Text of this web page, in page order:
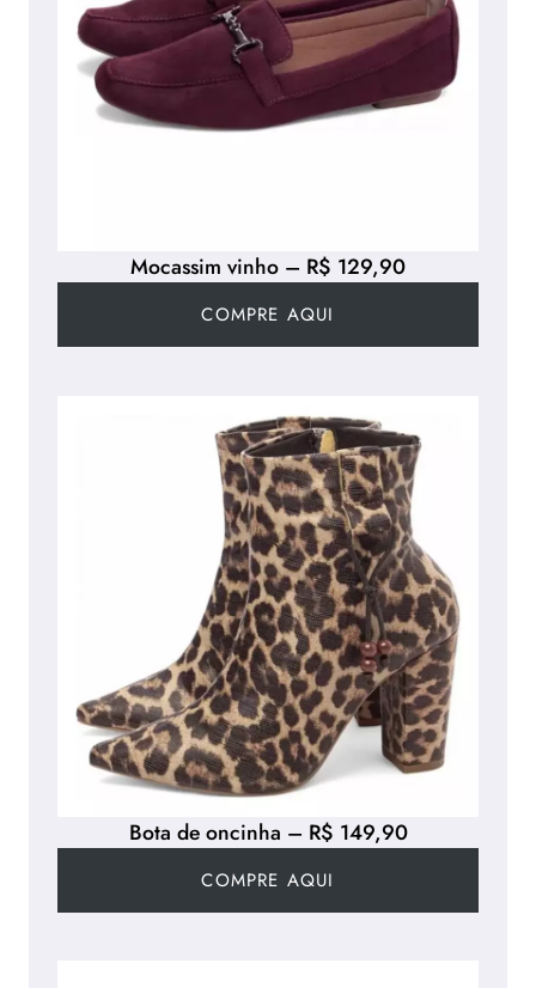
Mocassim vinho – R$ 129,90
COMPRE AQUI
Bota de oncinha – R$ 149,90
COMPRE AQUI